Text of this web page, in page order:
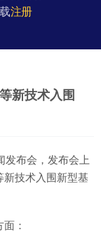
注册
新技术入围
发布会，发布会上
新技术入围新型基
：